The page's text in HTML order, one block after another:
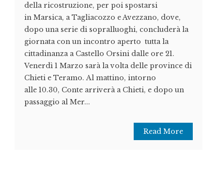
della ricostruzione, per poi spostarsi
in Marsica, a Tagliacozzo e Avezzano, dove,
dopo una serie di sopralluoghi, concluderà la
giornata con un incontro aperto tutta la
cittadinanza a Castello Orsini dalle ore 21.
Venerdì 1 Marzo sarà la volta delle province di
Chieti e Teramo. Al mattino, intorno
alle 10.30, Conte arriverà a Chieti, e dopo un
passaggio al Mer...
Read More